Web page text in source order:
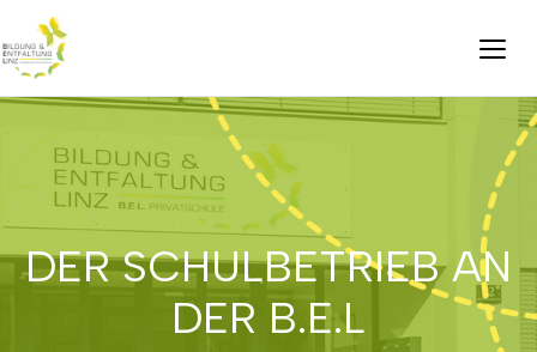
DER SCHULBETRIEB AN
DER B.E.L